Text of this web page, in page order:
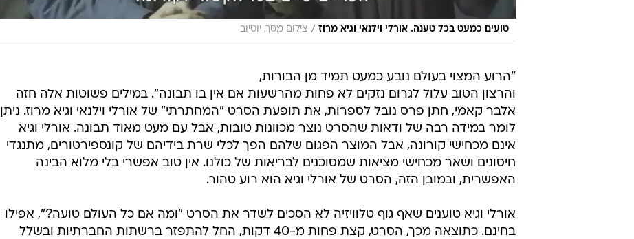
טועים כמעט בכל טענה. אורלי וילנאי וגיא מרוז / צילום מסך, יוטיוב
"הרוע המצוי בעולם נובע כמעט תמיד מן הבורות,
והרצון הטוב עלול לגרום נזקים לא פחות מהרשעות אם אין בו תבונה". במילים פשוטות אלה חזה
אלבר קאמי, חתן פרס נובל לספרות, את תופעת הסרט "המחתרתי" של אורלי וילנאי וגיא מרוז. ניתן
לומר במידה רבה של ודאות שהסרט נוצר מכוונות טובות, אבל עם מעט מאוד תבונה. אורלי וגיא
אינם מכחישי קורונה, אבל המוצר הפגום שלהם הפך לכלי שרת בידיהם של קונספירטורים, מתנגדי
חיסונים ושאר מכחישי מציאות שמסוכנים לבריאות של כולנו. אין טוב אפשרי בלי מלוא הבינה
האפשרית, ובמובן הזה, הסרט של אורלי וגיא הוא רוע טהור.
אורלי וגיא טוענים שאף גוף טלוויזיה לא הסכים לשדר את הסרט "ומה אם כל העולם טועה?", אפילו
בחינם. כתוצאה מכך, הסרט, קצת פחות מ-40 דקות, החל להתפזר ברשתות החברתיות ובשלל